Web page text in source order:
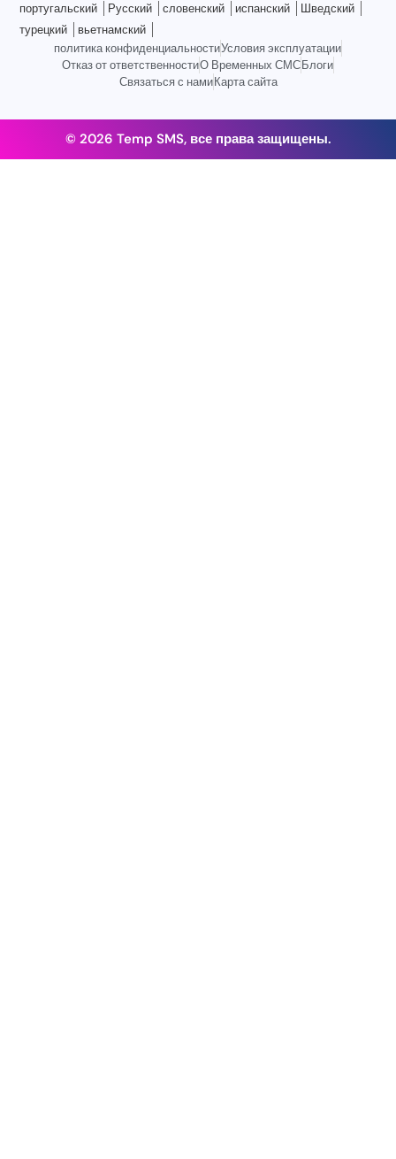
португальский Русский словенский испанский
Шведский
турецкий
вьетнамский
политика конфиденциальностиУсловия эксплуатации
Отказ от ответственностиО Временных СМСБлоги
Связаться с намиКарта сайта
© 2026 Temp SMS, все права защищены.